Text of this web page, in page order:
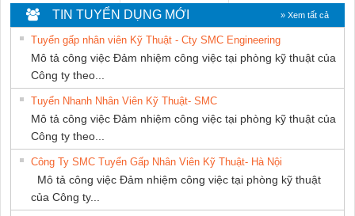
DỊCH VỤ KỸ
THUẬT ĐIỆN CƠ
GIA HƯNG
PHÁT
DỊCH VỤ XNK
PHƯƠNG NAM
TIN TUYỂN DỤNG MỚI » Xem tất cả
Tuyển gấp nhân viên Kỹ Thuật - Cty SMC Engineering
Mô tả công việc Đảm nhiệm công việc tại phòng kỹ thuật của
Công ty theo...
Tuyển Nhanh Nhân Viên Kỹ Thuật- SMC
Mô tả công việc Đảm nhiệm công việc tại phòng kỹ thuật của
Công ty theo...
Công Ty SMC Tuyển Gấp Nhân Viên Kỹ Thuật- Hà Nội
Mô tả công việc Đảm nhiệm công việc tại phòng kỹ thuật
của Công ty...